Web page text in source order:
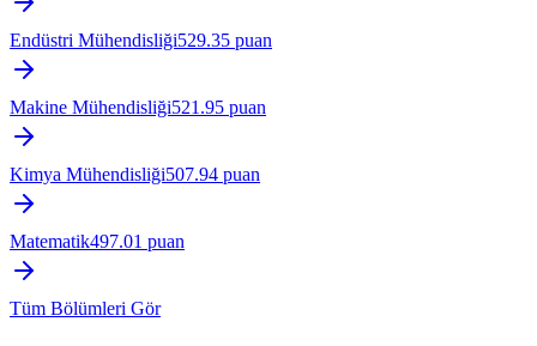
Endüstri Mühendisliği529.35 puan
Makine Mühendisliği521.95 puan
Kimya Mühendisliği507.94 puan
Matematik497.01 puan
Tüm Bölümleri Gör